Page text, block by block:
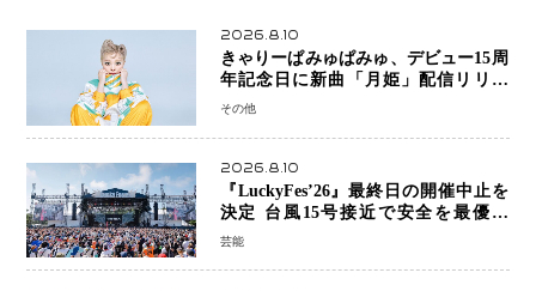
2026.8.10
きゃりーぱみゅぱみゅ、デビュー15周
年記念日に新曲「月姫」配信リリー
ス 自身初の主催フェス「PAMYU
その他
2026.8.10
『LuckyFes’26』最終日の開催中止を
決定 台風15号接近で安全を最優先
「苦渋の判断」
芸能